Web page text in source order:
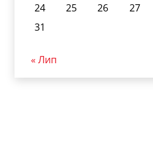
24
25 26 27
31
« Лип